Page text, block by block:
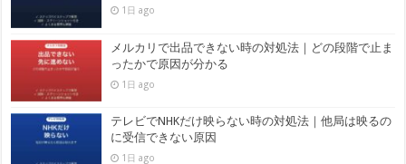
1日 ago
メルカリで出品できない時の対処法｜どの段階で止ま
ったかで原因が分かる
1日 ago
テレビでNHKだけ映らない時の対処法｜他局は映るの
に受信できない原因
1日 ago